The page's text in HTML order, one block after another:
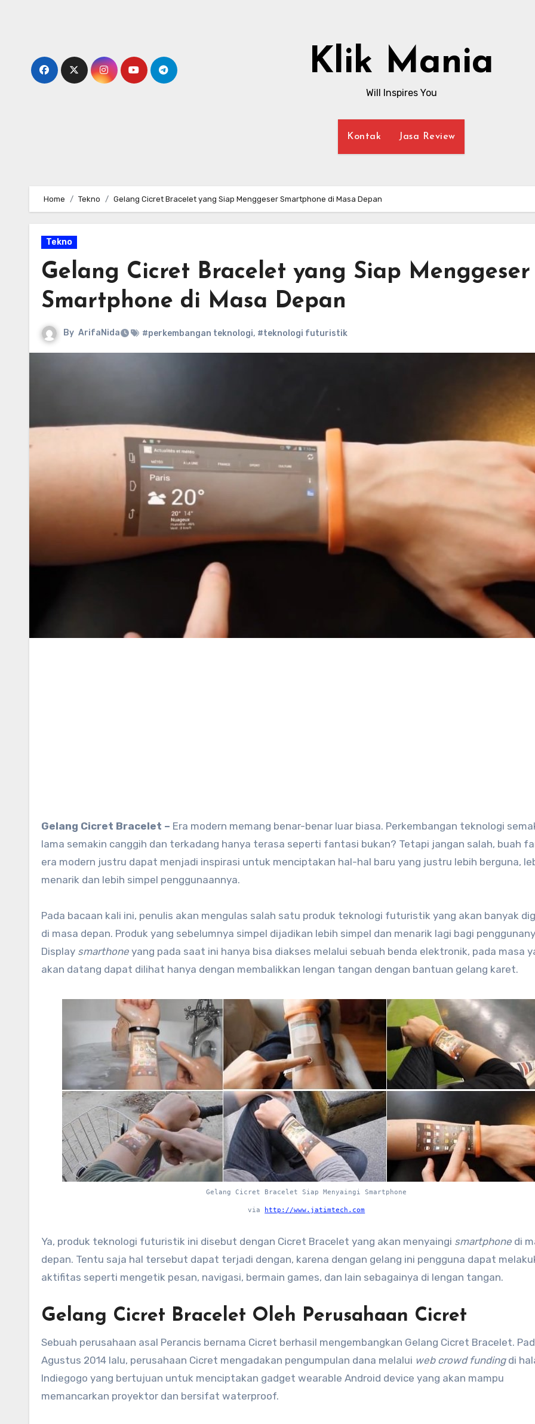
Klik Mania
Will Inspires You
Kontak Jasa Review
Home Tekno Gelang Cicret Bracelet yang Siap Menggeser Smartphone di Masa Depan
Tekno
Gelang Cicret Bracelet yang Siap Menggeser
Smartphone di Masa Depan
By ArifaNida #perkembangan teknologi, #teknologi futuristik
Gelang Cicret Bracelet – Era modern memang benar-benar luar biasa. Perkembangan teknologi
lama semakin canggih dan terkadang hanya terasa seperti fantasi bukan? Tetapi jangan salah, buah
era modern justru dapat menjadi inspirasi untuk menciptakan hal-hal baru yang justru lebih berguna,
menarik dan lebih simpel penggunaannya.
Pada bacaan kali ini, penulis akan mengulas salah satu produk teknologi futuristik yang akan banyak
di masa depan. Produk yang sebelumnya simpel dijadikan lebih simpel dan menarik lagi bagi
Display smarthone yang pada saat ini hanya bisa diakses melalui sebuah benda elektronik, pada masa
akan datang dapat dilihat hanya dengan membalikkan lengan tangan dengan bantuan gelang karet.
Gelang Cicret Bracelet Siap Menyaingi Smartphone
via http://www.jatimtech.com
Ya, produk teknologi futuristik ini disebut dengan Cicret Bracelet yang akan menyaingi smartphone di
depan. Tentu saja hal tersebut dapat terjadi dengan, karena dengan gelang ini pengguna dapat
aktifitas seperti mengetik pesan, navigasi, bermain games, dan lain sebagainya di lengan tangan.
Gelang Cicret Bracelet Oleh Perusahaan Cicret
Sebuah perusahaan asal Perancis bernama Cicret berhasil mengembangkan Gelang Cicret Bracelet.
Agustus 2014 lalu, perusahaan Cicret mengadakan pengumpulan dana melalui web crowd fundingdi
Indiegogo yang bertujuan untuk menciptakan gadget wearable Android device yang akan mampu
memancarkan proyektor dan bersifat waterproof.